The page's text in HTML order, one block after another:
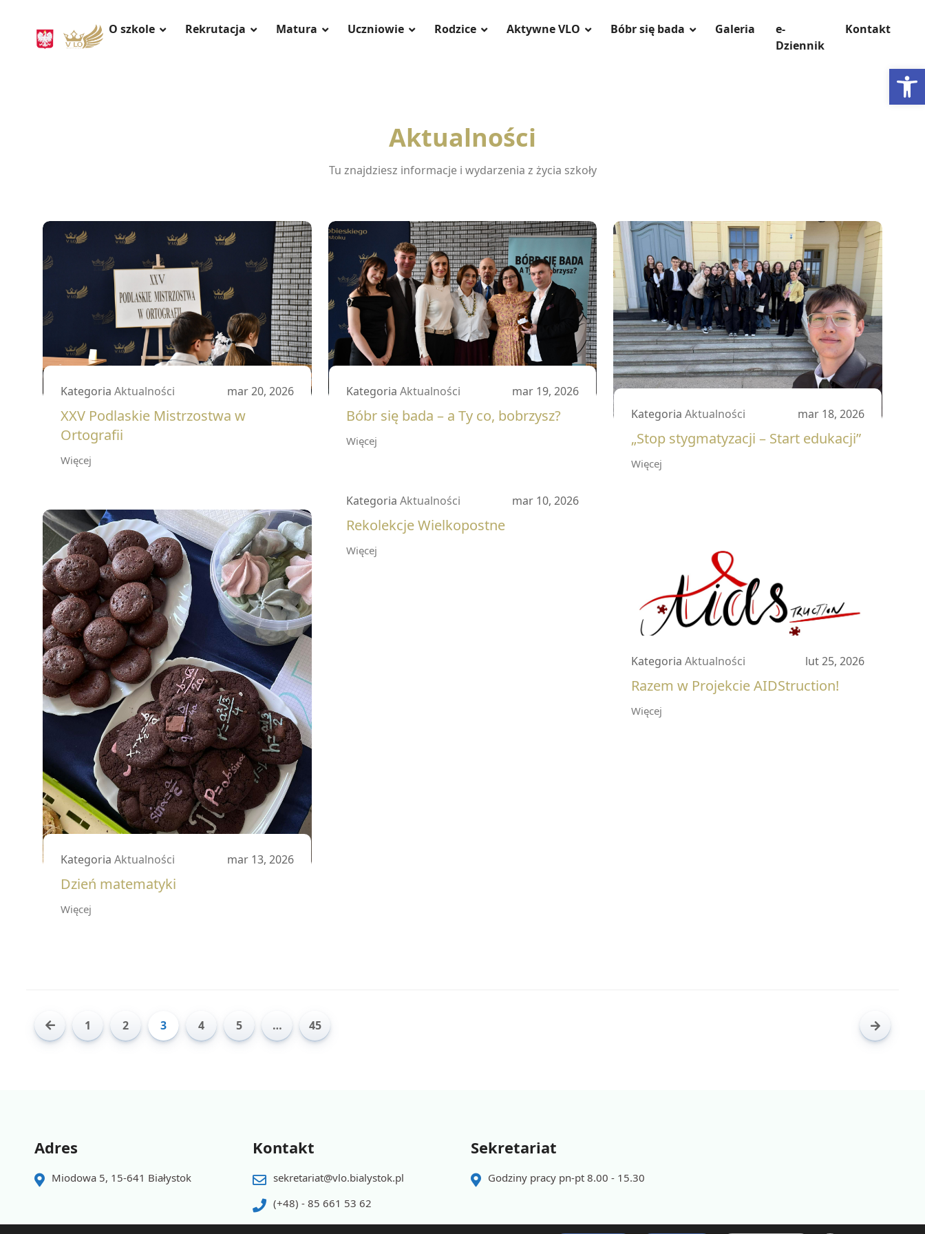
O szkole Rekrutacja Matura Uczniowie Rodzice Aktywne VLO Bóbr się bada Galeria
e-
Dziennik
Kontakt
Aktualności
Tu znajdziesz informacje i wydarzenia z życia szkoły
Kategoria Aktualności mar 20, 2026
XXV Podlaskie Mistrzostwa w
Ortografii
Więcej
Kategoria Aktualności mar 19, 2026
Bóbr się bada – a Ty co, bobrzysz?
Więcej
Kategoria Aktualności mar 18, 2026
„Stop stygmatyzacji – Start edukacji”
Więcej
Kategoria Aktualności mar 13, 2026
Dzień matematyki
Więcej
Kategoria Aktualności mar 10, 2026
Rekolekcje Wielkopostne
Więcej
Kategoria Aktualności lut 25, 2026
Razem w Projekcie AIDStruction!
Więcej
1 2 3 4 5 … 45
Adres
Miodowa 5, 15-641 Białystok
Kontakt
sekretariat@vlo.bialystok.pl
(+48) - 85 661 53 62
(+48) - 85 661 53 62
Sekretariat
Godziny pracy pn-pt 8.00 - 15.30